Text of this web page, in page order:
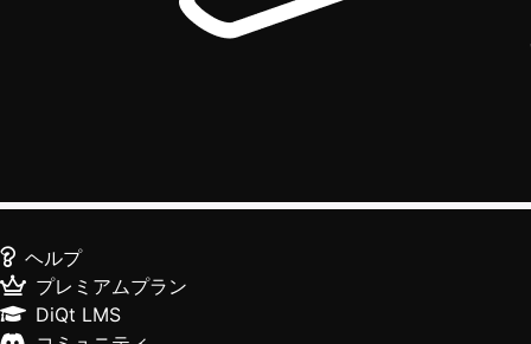
ヘルプ
プレミアムプラン
DiQt LMS